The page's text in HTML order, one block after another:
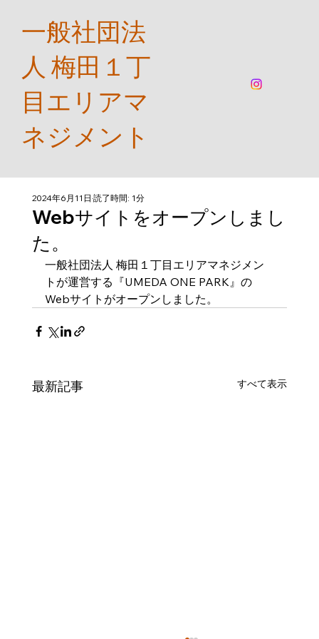
一般社団法
人 梅田１丁
目エリアマ
ネジメント
Webサイトをオープンしまし
た。
2024年6月11日 読了時間: 1分
一般社団法人 梅田１丁目エリアマネジメン
トが運営する『UMEDA ONE PARK』の
Webサイトがオープンしました。
最新記事 すべて表示